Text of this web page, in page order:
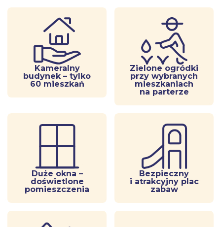
Kameralny
budynek – tylko
60 mieszkań
Zielone ogródki
przy wybranych
mieszkaniach
na parterze
Duże okna –
doświetlone
pomieszczenia
Bezpieczny
i atrakcyjny plac
zabaw